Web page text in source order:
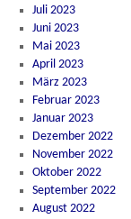
Juli 2023
Juni 2023
Mai 2023
April 2023
März 2023
Februar 2023
Januar 2023
Dezember 2022
November 2022
Oktober 2022
September 2022
August 2022